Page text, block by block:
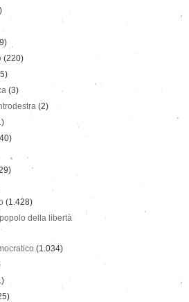
(220)
(3)
(2)
(1.428)
della libertà
(1.034)